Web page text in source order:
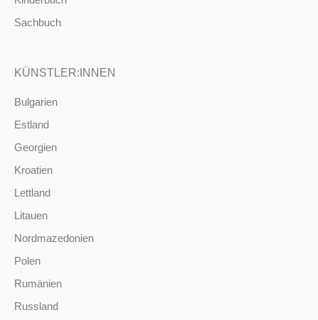
Sachbuch
KÜNSTLER:INNEN
Bulgarien
Estland
Georgien
Kroatien
Lettland
Litauen
Nordmazedonien
Polen
Rumänien
Russland